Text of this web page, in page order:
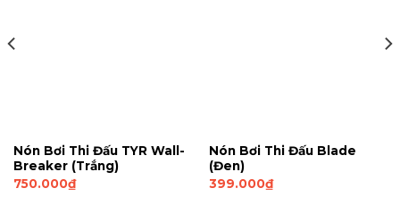
Nón Bơi Thi Đấu TYR Wall-
Breaker (Trắng)
750.000₫
Nón Bơi Thi Đấu Blade
(Đen)
399.000₫